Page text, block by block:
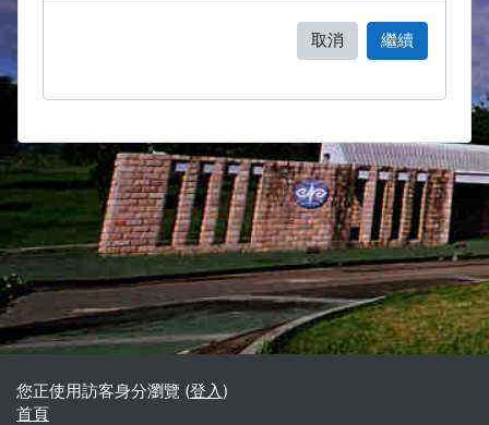
取消 繼續
區塊
補充內容區塊
您正使用訪客身分瀏覽 (登入)
首頁